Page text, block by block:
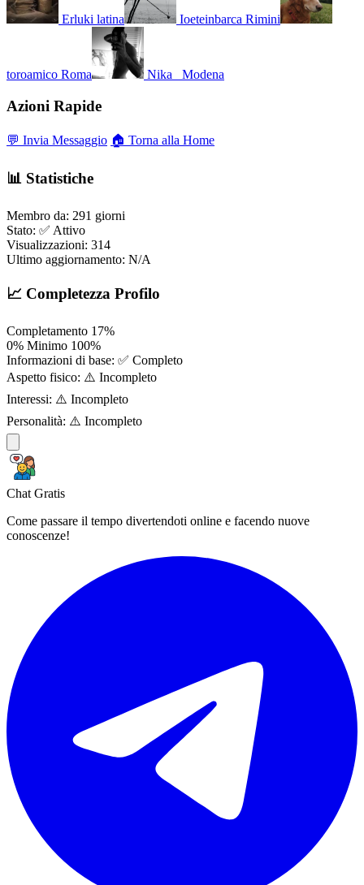
Erluki latina Ioeteinbarca Rimini
toroamico Roma Nika_ Modena
Azioni Rapide
💬 Invia Messaggio 🏠 Torna alla Home
📊 Statistiche
Membro da: 291 giorni
Stato: ✅ Attivo
Visualizzazioni: 314
Ultimo aggiornamento: N/A
📈 Completezza Profilo
Completamento 17%
0% Minimo 100%
Informazioni di base: ✅ Completo
Aspetto fisico: ⚠️ Incompleto
Interessi: ⚠️ Incompleto
Personalità: ⚠️ Incompleto
Chat Gratis
Come passare il tempo divertendoti online e facendo nuove
conoscenze!